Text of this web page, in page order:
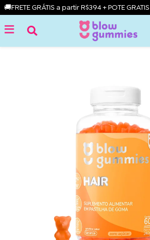
🚚FRETE GRÁTIS a partir R$394 + POTE